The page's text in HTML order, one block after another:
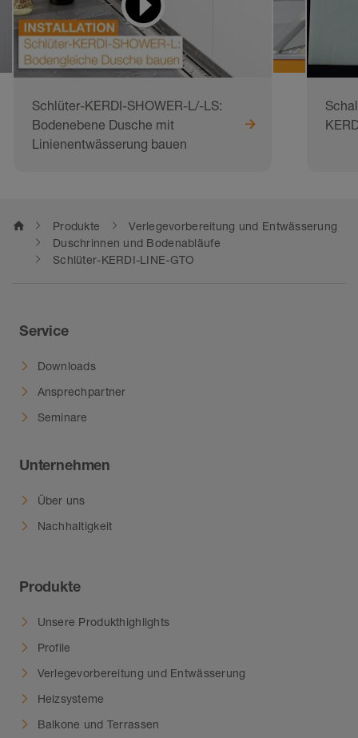
Schlüter-KERDI-SHOWER-L/-LS:
Bodenebene Dusche mit
Linienentwässerung bauen
home Produkte
Verlegevorbereitung und Entwässerung
Duschrinnen und Bodenabläufe
Schlüter-KERDI-LINE-GTO
Service
Downloads
Ansprechpartner
Seminare
Unternehmen
Über uns
Nachhaltigkeit
Produkte
Unsere Produkthighlights
Profile
Verlegevorbereitung und Entwässerung
Heizsysteme
Balkone und Terrassen